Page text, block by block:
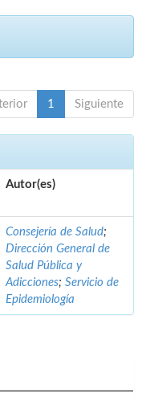
1 Siguiente
Autor(es)
Consejería de Salud;
Dirección General de
Salud Pública y
Adicciones; Servicio de
Epidemiología